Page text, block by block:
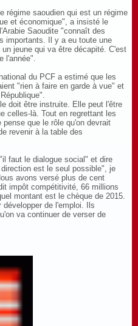
régime saoudien qui est un régime
et économique", a insisté le
Saoudite "connaît des
importants. Il y a eu toute une
jeune qui va être décapité. C'est
l'année".
du PCF a estimé que les
"rien à faire en garde à vue" et
doit être instruite. Elle peut l'être
celles-là. Tout en regrettant les
que le rôle qu'on devrait
revenir à la table des
faut le dialogue social" et dire
est le seul possible", je
avons versé plus de cent
impôt compétitivité, 66 millions
montant est le chèque de 2015.
de l'emploi. Ils
va continuer de verser de